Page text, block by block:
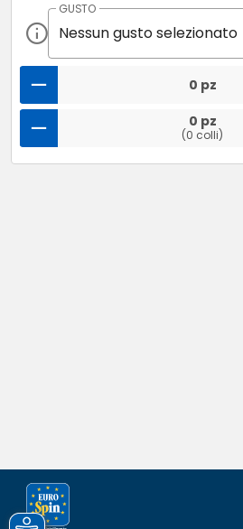
GUSTO
Nessun gusto selezionato
0 pz
0 pz
(0 colli)